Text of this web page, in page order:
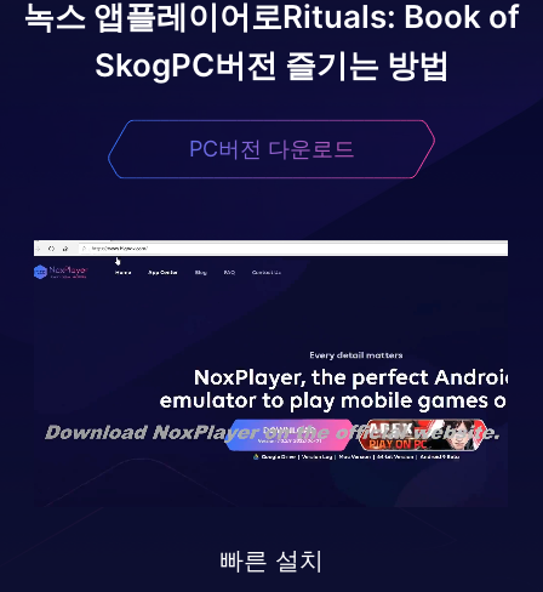
녹스 앱플레이어로Rituals: Book of
SkogPC버전 즐기는 방법
PC버전 다운로드
빠른 설치